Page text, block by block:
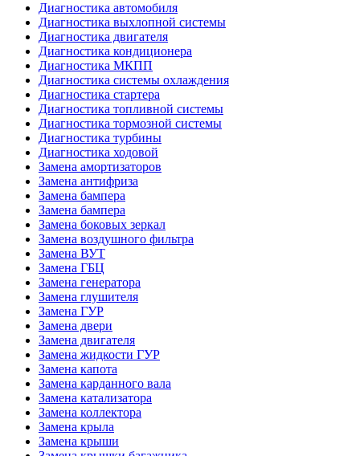
Диагностика автомобиля
Диагностика выхлопной системы
Диагностика двигателя
Диагностика кондиционера
Диагностика МКПП
Диагностика системы охлаждения
Диагностика стартера
Диагностика топливной системы
Диагностика тормозной системы
Диагностика турбины
Диагностика ходовой
Замена амортизаторов
Замена антифриза
Замена бампера
Замена бампера
Замена боковых зеркал
Замена воздушного фильтра
Замена ВУТ
Замена ГБЦ
Замена генератора
Замена глушителя
Замена ГУР
Замена двери
Замена двигателя
Замена жидкости ГУР
Замена капота
Замена карданного вала
Замена катализатора
Замена коллектора
Замена крыла
Замена крыши